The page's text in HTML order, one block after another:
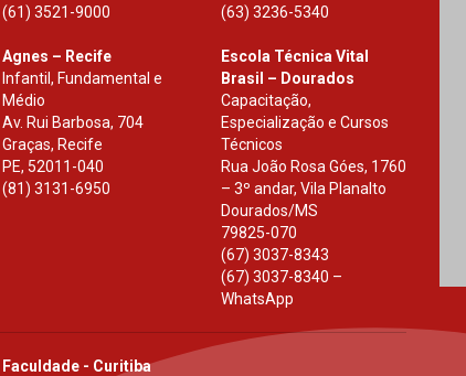
(61) 3521-9000
(63) 3236-5340
Agnes – Recife
Infantil, Fundamental e
Médio
Av. Rui Barbosa, 704
Graças, Recife
PE, 52011-040
(81) 3131-6950
Escola Técnica Vital
Brasil – Dourados
Capacitação,
Especialização e Cursos
Técnicos
Rua João Rosa Góes, 1760
– 3º andar, Vila Planalto
Dourados/MS
79825-070
(67) 3037-8343
(67) 3037-8340 –
WhatsApp
Faculdade - Curitiba